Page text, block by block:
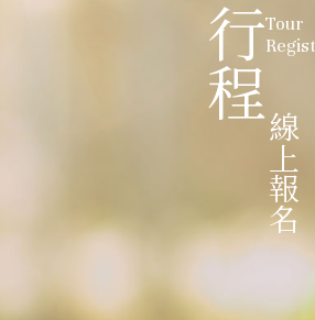
行程
線上報名
Tour